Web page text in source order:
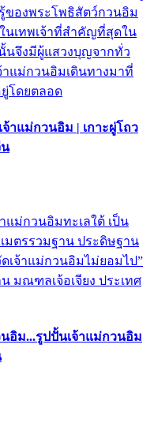
ของพระโพธิสัตว์กวนอิม
นเทพเจ้าที่สำคัญที่สุดใน
นจึงมีผู้แสวงบุญจากทั่ว
าแม่กวนอิมเดินทางมาที่
โดยตลอด
าแม่กวนอิม | เกาะผู่โถว
ม่กวนอิมทะเลใต้ เป็น
มตรรวมฐาน ประดิษฐาน
เจ้าแม่กวนอิมไม่ยอมไป”
มณฑลเจ้อเจียง ประเทศ
อิม...รูปปั้นเจ้าแม่กวนอิม